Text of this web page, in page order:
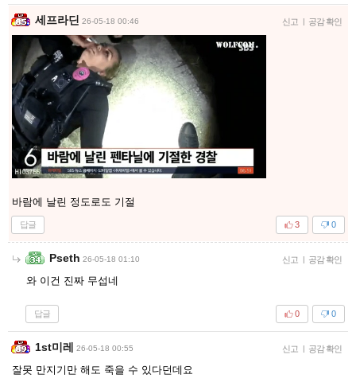
세프라딘 26-05-18 00:46 신고 | 공감 확인
바람에 날린 정도로도 기절
답글 0
3
Pseth 26-05-18 01:10 신고 | 공감 확인
와 이건 진짜 무섭네
답글 0
0
1st미레 26-05-18 00:55 신고 | 공감 확인
잘못 만지기만 해도 죽을 수 있다던데요